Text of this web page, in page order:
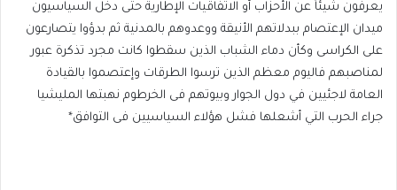
يعرفون شيئاً عن الأحزاب أو الاتفاقيات الإطارية حتى دخل السياسيون
ميدان الإعتصام ببدلاتهم الأنيقة ووعدوهم بالمدنية ثم بدؤوا يتصارعون
على الكراسى وكأن دماء الشباب الذين سقطوا كانت مجرد تذكرة عبور
لمناصبهم فاليوم معظم الذين ترسوا الطرقات وإعتصموا بالقيادة
العامة لاجئيين في دول الجوار وبيوتهم فى الخرطوم نهبتها المليشيا
جراء الحرب التي أشعلها فشل هؤلاء السياسيين فى التوافق*